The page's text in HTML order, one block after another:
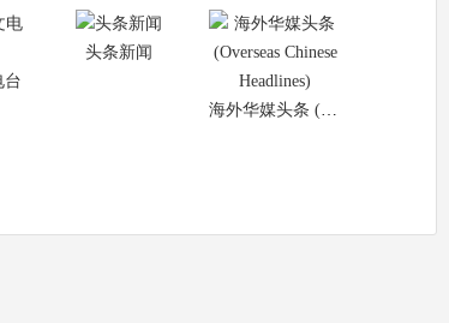
台
头条新闻
海外华媒头条 (Overseas Chinese Headlines)